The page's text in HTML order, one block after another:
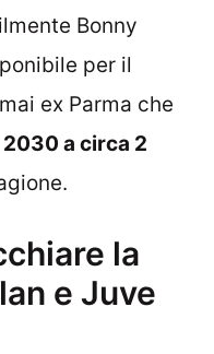
Bonny
per il
ex Parma che
2030 a circa 2
la
e Juve